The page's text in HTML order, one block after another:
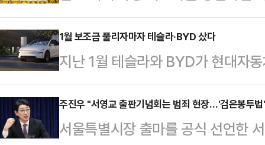
은, 이미 집값 폭등과 전·월세 불안
외면한 채 세금과 압박에 의존하는
책을 그대로 답습하고 있다"고 말
국적 부동산 투기는 무슨…
록한 뒤 다시 반등 조짐을 보이고
매도세 등 복합 악재와 맞물리며 단
꺾인 것은 아니다”는 분석이 우세
종가 기준 국내 금값(1g)은 전 거
록했다.폭락 직전인 지난달 29일
3만3000원 낮은 수준이지만, 낙폭
1월 보조금 풀리자마자 테슬라·BYD 샀다
지난 1월 테슬라와 BYD가 현대자
타났다. 구매를 위해 보조금 책정을
많았다는 의미다. 특히 BYD는 월
강력한 경쟁상대로 올라섰다.4일
주진우 "서영교 출판기념회는 범죄 현장…'검은봉투
서울특별시장 출마를 공식 선언한